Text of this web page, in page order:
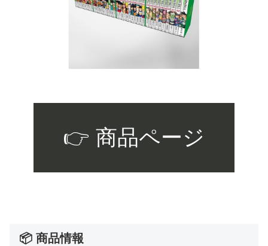
👉 商品ページ
📦 商品情報